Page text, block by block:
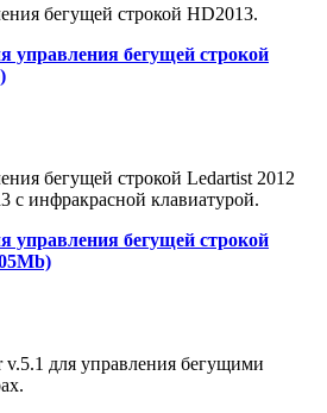
бегущей строкой HD2013.
управления бегущей строкой
бегущей строкой Ledartist 2012
с инфракрасной клавиатурой.
управления бегущей строкой
для управления бегущими